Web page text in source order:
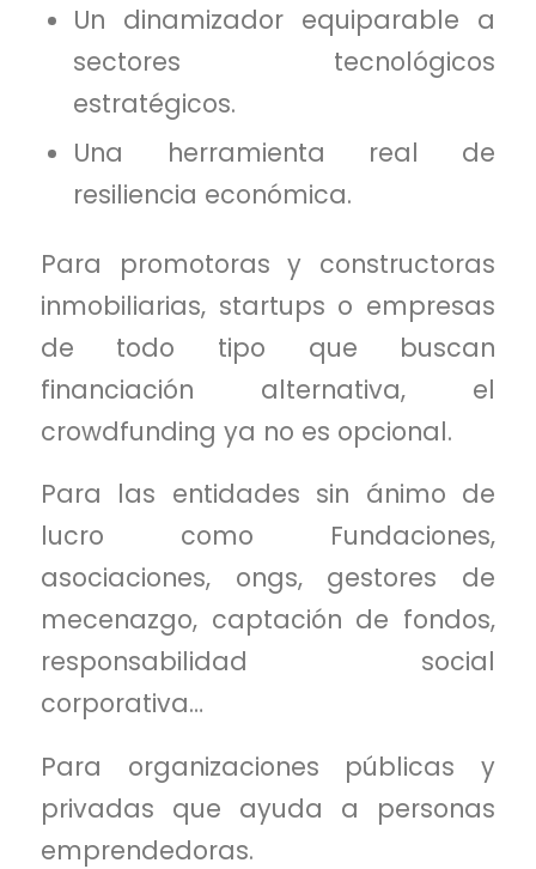
Un dinamizador equiparable a
sectores tecnológicos
estratégicos.
Una herramienta real de
resiliencia económica.
Para promotoras y constructoras
inmobiliarias, startups o empresas
de todo tipo que buscan
financiación alternativa, el
crowdfunding ya no es opcional.
Para las entidades sin ánimo de
lucro como Fundaciones,
asociaciones, ongs, gestores de
mecenazgo, captación de fondos,
responsabilidad social
corporativa…
Para organizaciones públicas y
privadas que ayuda a personas
emprendedoras.